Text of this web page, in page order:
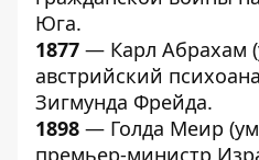
Юга.
1877 — Карл Абрахам
австрийский
Зигмунда Фрейда.
1898 — Голда Меир
премьер-министр